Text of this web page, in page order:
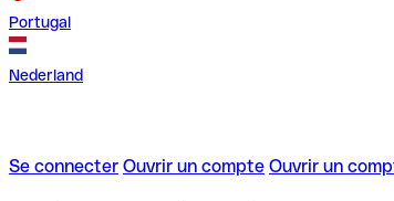
Portugal
Nederland
Se connecter Ouvrir un compte Ouvrir un